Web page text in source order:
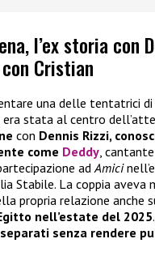
l’ex storia con
Cristian
una delle tentatrici
era stata al centro
con Dennis Rizzi,
come Deddy,
adAmici
Stabile. La coppia aveva
propria relazione anche
nell’estate del 2025
separati senza rendere